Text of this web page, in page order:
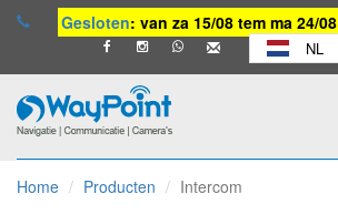
Gesloten: van za 15/08 tem ma 24/08
NL
-
naar
Home Producten Intercom